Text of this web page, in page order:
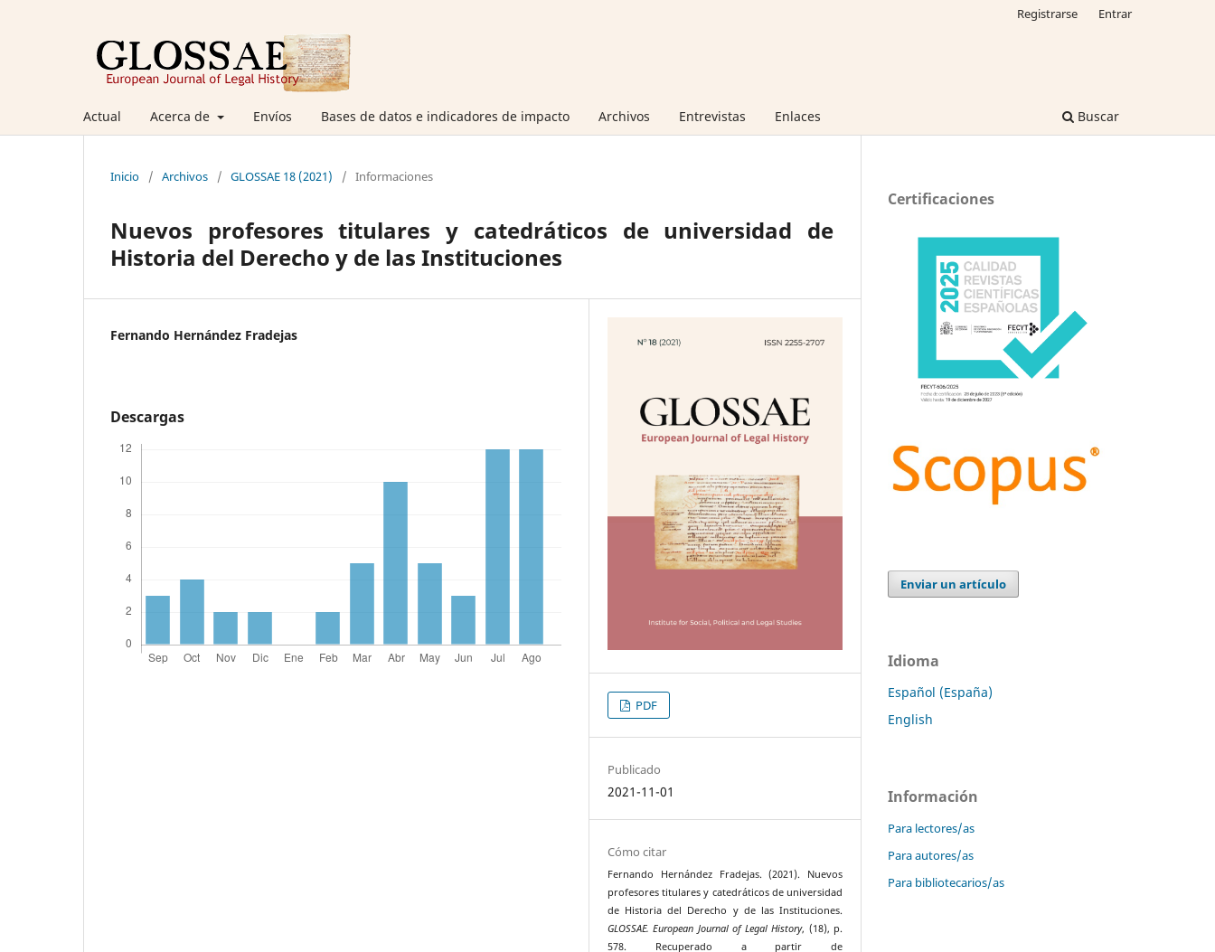
Actual Acerca de Envíos Bases de datos e indicadores de impacto Archivos Entrevistas Enlaces Buscar
Registrarse Entrar
Inicio / Archivos / GLOSSAE 18 (2021) / Informaciones
Nuevos profesores titulares y catedráticos de universidad de
Historia del Derecho y de las Instituciones
Fernando Hernández Fradejas
Descargas
PDF
Publicado
2021-11-01
Cómo citar
Fernando Hernández Fradejas. (2021). Nuevos
profesores titulares y catedráticos de universidad
de Historia del Derecho y de las Instituciones.
GLOSSAE. European Journal of Legal History, (18), p.
578. Recuperado a partir de
Certificaciones
Enviar un artículo
Idioma
Español (España)
English
Información
Para lectores/as
Para autores/as
Para bibliotecarios/as